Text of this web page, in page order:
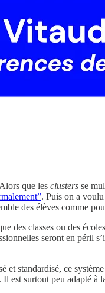
que les clusters se
. Puis on a
des élèves comme
classes ou des
seront en
standardisé, ce
est surtout peu adapté